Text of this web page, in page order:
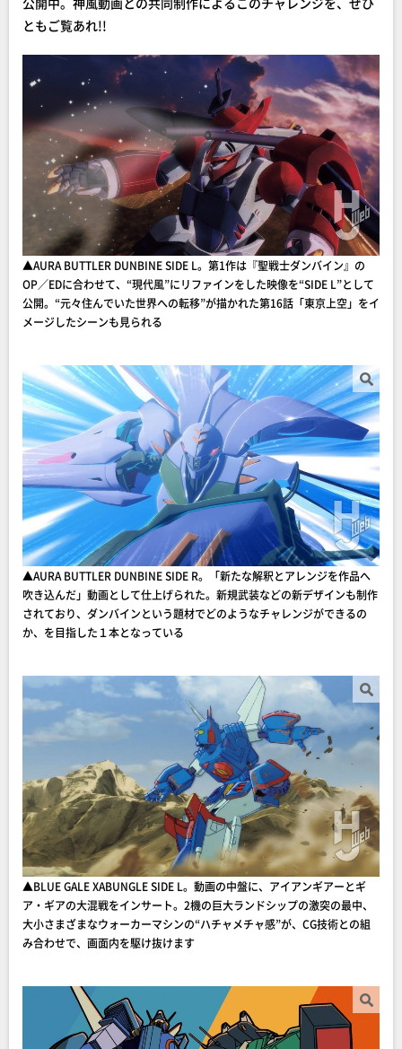
ともご覧あれ!!
▲AURA BUTTLER DUNBINE SIDE L。第1作は『聖戦士ダンバイン』の
OP／EDに合わせて、“現代風”にリファインをした映像を“SIDE L”として
公開。“元々住んでいた世界への転移”が描かれた第16話「東京上空」をイ
メージしたシーンも見られる
▲AURA BUTTLER DUNBINE SIDE R。「新たな解釈とアレンジを作品へ
吹き込んだ」動画として仕上げられた。新規武装などの新デザインも制作
されており、ダンバインという題材でどのようなチャレンジができるの
か、を目指した１本となっている
▲BLUE GALE XABUNGLE SIDE L。動画の中盤に、アイアンギアーとギ
ア・ギアの大混戦をインサート。2機の巨大ランドシップの激突の最中、
大小さまざまなウォーカーマシンの“ハチャメチャ感”が、CG技術との組
み合わせで、画面内を駆け抜けます